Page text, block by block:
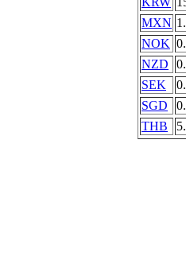
MXN
NOK
NZD
SEK
SGD
THB